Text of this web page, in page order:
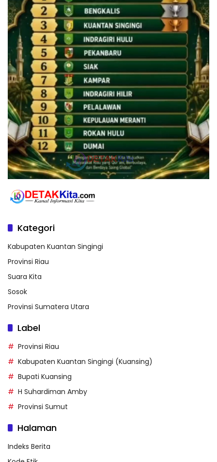
Kategori
Kabupaten Kuantan Singingi
Provinsi Riau
Suara Kita
Sosok
Provinsi Sumatera Utara
Label
Provinsi Riau
Kabupaten Kuantan Singingi (Kuansing)
Bupati Kuansing
H Suhardiman Amby
Provinsi Sumut
Halaman
Indeks Berita